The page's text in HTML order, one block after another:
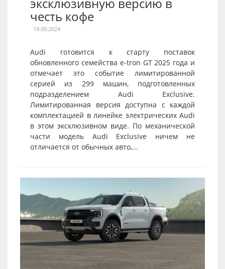
эксклюзивную версию в
честь кофе
19.09.2024
Audi готовится к старту поставок
обновленного семейства e-tron GT 2025 года и
отмечает это событие лимитированной
серией из 299 машин, подготовленных
подразделением Audi Exclusive.
Лимитированная версия доступна с каждой
комплектацией в линейке электрических Audi
в этом эксклюзивном виде. По механической
части модель Audi Exclusive ничем не
отличается от обычных авто,...